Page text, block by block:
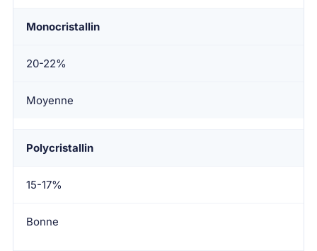
Monocristallin
20-22%
Moyenne
Polycristallin
15-17%
Bonne